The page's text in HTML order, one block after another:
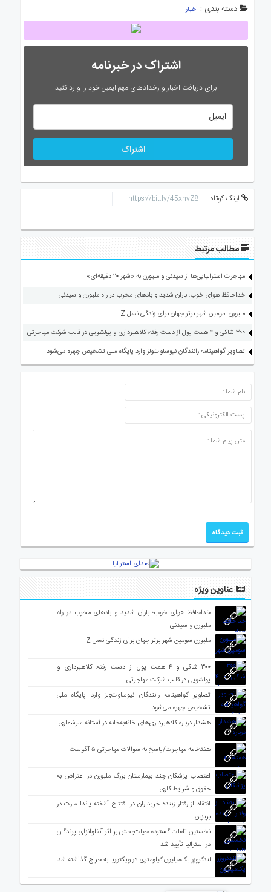
دسته بندی : اخبار
اشتراک در خبرنامه
برای دریافت اخبار و رخدادهای مهم ایمیل خود را وارد کنید
اشتراک
لینک کوتاه :
مطالب مرتبط
مهاجرت استرالیایی‌ها از سیدنی و ملبورن به «شهر ۲۰ دقیقه‌ای»
خداحافظ هوای خوب؛ باران شدید و بادهای مخرب در راه ملبورن و سیدنی
ملبورن سومین شهر برتر جهان برای زندگی نسل Z
۳۰۰ شاکی و ۴ همت پول از دست رفته؛ کلاهبرداری و پولشویی در قالب شرکت مهاجرتی
تصاویر گواهینامه رانندگان نیوساوت‌ولز وارد پایگاه ملی تشخیص چهره می‌شود
ارسال دیدگاه
عناوین ویژه
خداحافظ هوای خوب؛ باران شدید و بادهای مخرب در راه
ملبورن و سیدنی
ملبورن سومین شهر برتر جهان برای زندگی نسل Z
۳۰۰ شاکی و ۴ همت پول از دست رفته؛ کلاهبرداری و
پولشویی در قالب شرکت مهاجرتی
تصاویر گواهینامه رانندگان نیوساوت‌ولز وارد پایگاه ملی
تشخیص چهره می‌شود
هشدار درباره کلاهبرداری‌های خانه‌به‌خانه در آستانه سرشماری
هفته‌نامه مهاجرت/پاسخ به سوالات مهاجرتی ۵ آگوست
اعتصاب پزشکان چند بیمارستان بزرگ ملبورن در اعتراض به
حقوق و شرایط کاری
انتقاد از رفتار زننده خریداران در افتتاح آشفته پاندا مارت در
بریزبن
نخستین تلفات گسترده حیات‌وحش بر اثر آنفلوانزای پرندگان
در استرالیا تأیید شد
لندکروزر یک‌میلیون کیلومتری در ویکتوریا به حراج گذاشته شد